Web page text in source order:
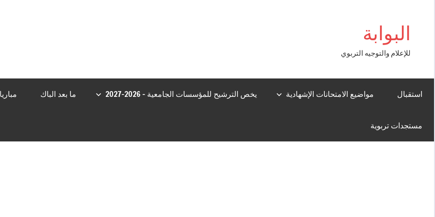
البوابة
للإعلام والتوجيه التربوي
استقبال مواضيع الامتحانات الإشهادية يخص الترشيح للمؤسسات الجامعية – 2026-2027 ما بعد الباك
مستجدات تربوية